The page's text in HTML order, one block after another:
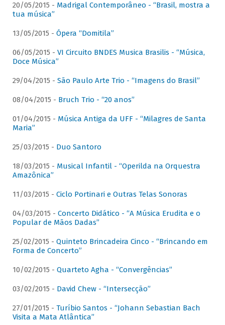
20/05/2015 - Madrigal Contemporâneo - “Brasil, mostra a
tua música”
13/05/2015 - Ópera “Domitila”
06/05/2015 - VI Circuito BNDES Musica Brasilis - “Música,
Doce Música”
29/04/2015 - São Paulo Arte Trio - “Imagens do Brasil”
08/04/2015 - Bruch Trio - “20 anos”
01/04/2015 - Música Antiga da UFF - “Milagres de Santa
Maria”
25/03/2015 - Duo Santoro
18/03/2015 - Musical Infantil - “Operilda na Orquestra
Amazônica”
11/03/2015 - Ciclo Portinari e Outras Telas Sonoras
04/03/2015 - Concerto Didático - “A Música Erudita e o
Popular de Mãos Dadas”
25/02/2015 - Quinteto Brincadeira Cinco - “Brincando em
Forma de Concerto”
10/02/2015 - Quarteto Agha - “Convergências”
03/02/2015 - David Chew - “Intersecção”
27/01/2015 - Turíbio Santos - “Johann Sebastian Bach
Visita a Mata Atlântica”